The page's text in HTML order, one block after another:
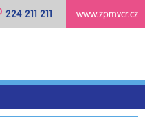
www.zpmvcr.cz
224 211 211